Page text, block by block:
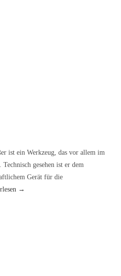
ist ein Werkzeug, das vor allem im
gesehen ist er dem
Gerät für die
→